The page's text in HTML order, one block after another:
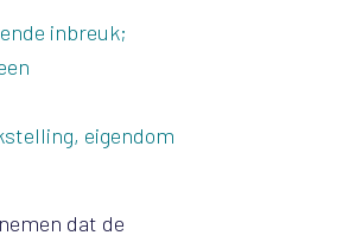
inbreuk;
eigendom
dat de